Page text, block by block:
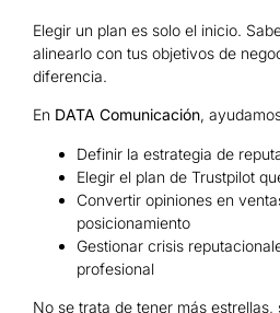
Elegir un plan es solo el inicio.
alinearlo con tus objetivos de
diferencia.
En DATA Comunicación,
Definir la estrategia de
Elegir el plan de Trustpilot
Convertir opiniones en
posicionamiento
Gestionar crisis
profesional
No se trata de tener más